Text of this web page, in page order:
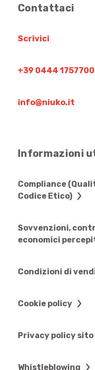
Contattaci
Scrivici
+39 0444 1757700
info@niuko.it
Informazioni
Compliance
Codice Etico)
Sovvenzioni,
economici
Condizioni di
Cookie policy
Privacy policy sito
Whistleblowing